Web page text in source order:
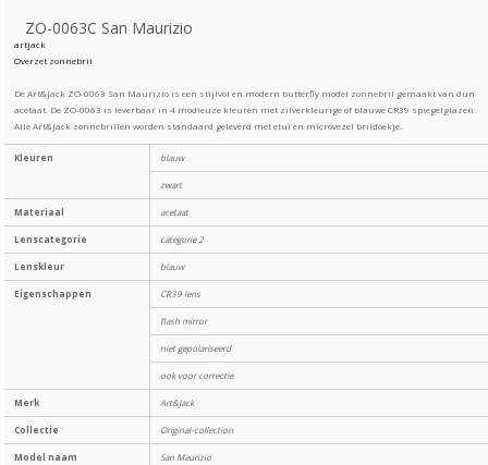
ZO-0063C San Maurizio
artjack
Overzet zonnebril
De Art&Jack ZO-0063 San Maurizio is een stijlvol en modern butterfly model zonnebril gemaakt van dun
acetaat. De ZO-0063 is leverbaar in 4 modieuze kleuren met zilverkleurige of blauwe CR39 spiegelglazen.
Alle Art&Jack zonnebrillen worden standaard geleverd met etui en microvezel brildoekje.
Kleuren blauw
zwart
Materiaal acetaat
Lenscategorie categorie 2
Lenskleur blauw
Eigenschappen CR39 lens
flash mirror
niet gepolariseerd
ook voor correctie
Merk Art&Jack
Collectie Original-collection
Model naam San Maurizio